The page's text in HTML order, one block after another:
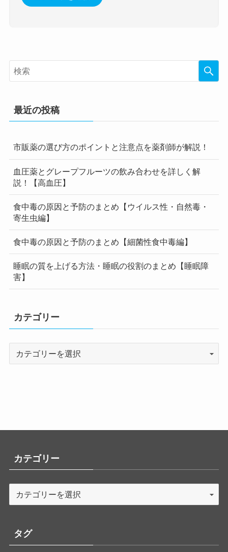
最近の投稿
市販薬の選び方のポイントと注意点を薬剤師が解説！
血圧薬とグレープフルーツの飲み合わせを詳しく解
説！【高血圧】
食中毒の原因と予防のまとめ【ウイルス性・自然毒・
寄生虫編】
食中毒の原因と予防のまとめ【細菌性食中毒編】
睡眠の質を上げる方法・睡眠の役割のまとめ【睡眠障
害】
カテゴリー
カテゴリー
タグ